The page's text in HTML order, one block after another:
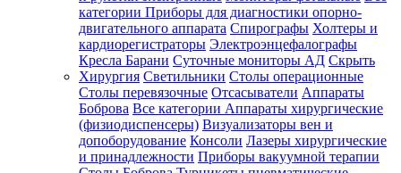
категории Приборы для диагностики опорно-
двигательного аппарата Спирографы Холтеры и
кардиорегистраторы Электроэнцефалографы
Кресла Барани Суточные мониторы АД Скрыть
Хирургия Светильники Столы операционные
Столы перевязочные Отсасыватели Аппараты
Боброва Все категории Аппараты хирургические
(физиодиспенсеры) Визуализаторы вен и
допоборудование Консоли Лазеры хирургические
и принадлежности Приборы вакуумной терапии